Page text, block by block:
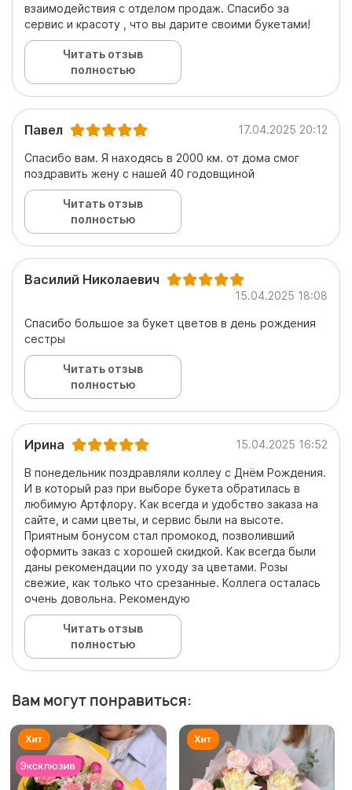
взаимодействия с отделом продаж. Спасибо за
сервис и красоту , что вы дарите своими букетами!
Читать отзыв
полностью
Павел 17.04.2025 20:12
Спасибо вам. Я находясь в 2000 км. от дома смог
поздравить жену с нашей 40 годовщиной
Читать отзыв
полностью
Василий Николаевич
15.04.2025 18:08
Спасибо большое за букет цветов в день рождения
сестры
Читать отзыв
полностью
Ирина 15.04.2025 16:52
В понедельник поздравляли коллеу с Днём Рождения.
И в который раз при выборе букета обратилась в
любимую Артфлору. Как всегда и удобство заказа на
сайте, и сами цветы, и сервис были на высоте.
Приятным бонусом стал промокод, позволивший
оформить заказ с хорошей скидкой. Как всегда были
даны рекомендации по уходу за цветами. Розы
свежие, как только что срезанные. Коллега осталась
очень довольна. Рекомендую
Читать отзыв
полностью
Вам могут понравиться: